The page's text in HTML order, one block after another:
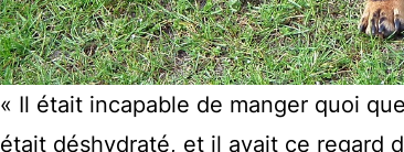
« Il était incapable de manger quoi
était déshydraté, et il avait ce regard